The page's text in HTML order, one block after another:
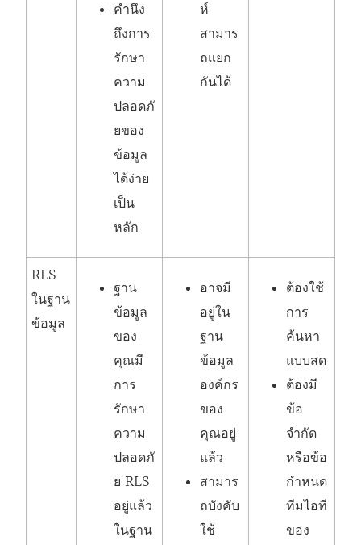
คำนึง
ถึงการ
รักษา
ความ
ปลอดภั
ยของ
ข้อมูล
ได้ง่าย
เป็น
หลัก
ห์
สามาร
ถแยก
กันได้
RLS
ในฐาน
ข้อมูล
ฐาน
ข้อมูล
ของ
คุณมี
การ
รักษา
ความ
ปลอดภั
ย RLS
อยู่แล้ว
ในฐาน
อาจมี
อยู่ใน
ฐาน
ข้อมูล
องค์กร
ของ
คุณอยู่
แล้ว
สามาร
ถบังคับ
ใช้
ต้องใช้
การ
ค้นหา
แบบสด
ต้องมี
ข้อ
จำกัด
หรือข้อ
กำหนด
ทีมไอที
ของ